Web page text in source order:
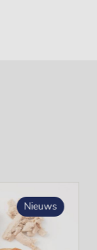
Nieuws